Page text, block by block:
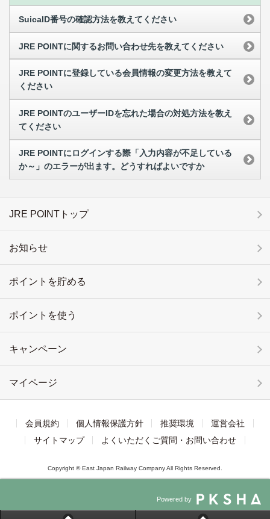
SuicaID番号の確認方法を教えてください
JRE POINTに関するお問い合わせ先を教えてください
JRE POINTに登録している会員情報の変更方法を教えて
ください
JRE POINTのユーザーIDを忘れた場合の対処方法を教え
てください
JRE POINTにログインする際「入力内容が不足している
か～」のエラーが出ます。どうすればよいですか
JRE POINTトップ
お知らせ
ポイントを貯める
ポイントを使う
キャンペーン
マイページ
会員規約 個人情報保護方針 推奨環境
運営会社
サイトマップ
よくいただくご質問・お問い合わせ
Copyright © East Japan Railway Company All Rights Reserved.
Powered by